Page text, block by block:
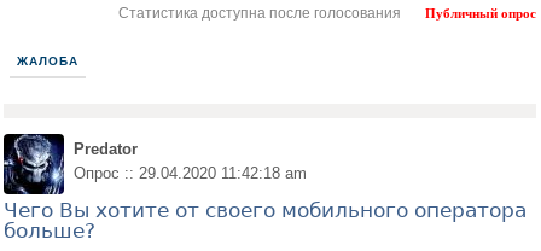
Статистика доступна после голосования Публичный опрос
ЖАЛОБА
Predator
Опрос :: 29.04.2020 11:42:18 am
Чего Вы хотите от своего мобильного оператора
больше?